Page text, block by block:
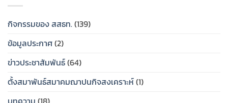
กรกฎาคม
(สสธท.)
ศูนย์
งาน
สหกรณ์
ทรัพย์
สงเคราะห์
สหกรณ์
ทรัพย์
สาธารณสุข
(สสธท.)
ออม
สาธารณสุข
(สสธท.)
และ
สวัสดิการ
กิจกรรมของ สสธท.(139)
ข้อมูลประกาศ(2)
ข่าวประชาสัมพันธ์(64)
ตั้งสมาพันธ์สมาคมฌาปนกิจสงเคราะห์(1)